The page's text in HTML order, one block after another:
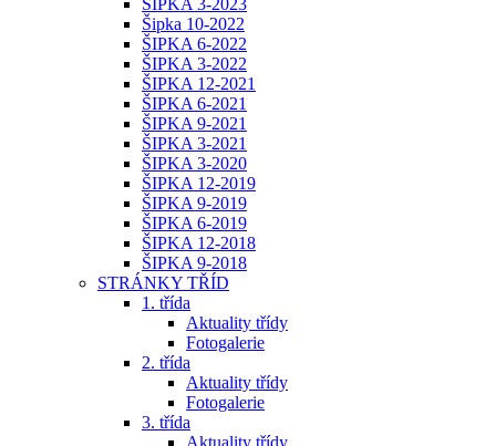
ŠIPKA 3-2023
Šipka 10-2022
ŠIPKA 6-2022
ŠIPKA 3-2022
ŠIPKA 12-2021
ŠIPKA 6-2021
ŠIPKA 9-2021
ŠIPKA 3-2021
ŠIPKA 3-2020
ŠIPKA 12-2019
ŠIPKA 9-2019
ŠIPKA 6-2019
ŠIPKA 12-2018
ŠIPKA 9-2018
STRÁNKY TŘÍD
1. třída
Aktuality třídy
Fotogalerie
2. třída
Aktuality třídy
Fotogalerie
3. třída
Aktuality třídy